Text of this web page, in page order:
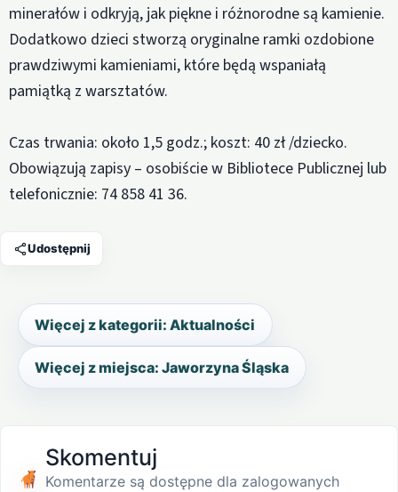
minerałów i odkryją, jak piękne i różnorodne są kamienie.
Dodatkowo dzieci stworzą oryginalne ramki ozdobione
prawdziwymi kamieniami, które będą wspaniałą
pamiątką z warsztatów.
Czas trwania: około 1,5 godz.; koszt: 40 zł /dziecko.
Obowiązują zapisy – osobiście w Bibliotece Publicznej lub
telefonicznie: 74 858 41 36.
Udostępnij
Więcej z kategorii: Aktualności
Więcej z miejsca: Jaworzyna Śląska
Skomentuj
Komentarze są dostępne dla zalogowanych